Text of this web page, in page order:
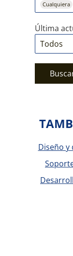
Cualquiera
Última
Diseño y